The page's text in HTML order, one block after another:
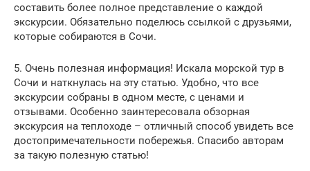
составить более полное представление о каждой
экскурсии. Обязательно поделюсь ссылкой с друзьями,
которые собираются в Сочи.
5. Очень полезная информация! Искала морской тур в
Сочи и наткнулась на эту статью. Удобно, что все
экскурсии собраны в одном месте, с ценами и
отзывами. Особенно заинтересовала обзорная
экскурсия на теплоходе – отличный способ увидеть все
достопримечательности побережья. Спасибо авторам
за такую полезную статью!